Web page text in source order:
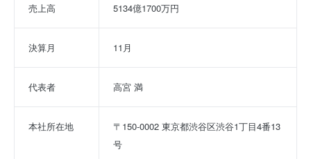
売上高 5134億1700万円
決算月 11月
代表者 高宮 満
本社所在地
〒150-0002 東京都渋谷区渋谷1丁目4番13
号